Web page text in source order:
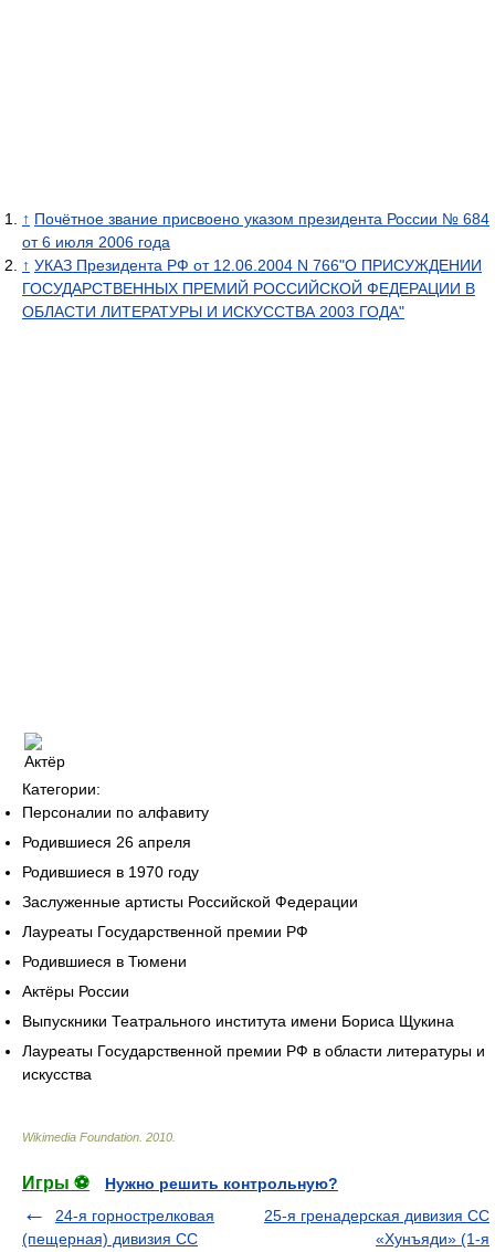
↑ Почётное звание присвоено указом президента России № 684
от 6 июля 2006 года
↑ УКАЗ Президента РФ от 12.06.2004 N 766"О ПРИСУЖДЕНИИ
ГОСУДАРСТВЕННЫХ ПРЕМИЙ РОССИЙСКОЙ ФЕДЕРАЦИИ В
ОБЛАСТИ ЛИТЕРАТУРЫ И ИСКУССТВА 2003 ГОДА"
Категории:
Персоналии по алфавиту
Родившиеся 26 апреля
Родившиеся в 1970 году
Заслуженные артисты Российской Федерации
Лауреаты Государственной премии РФ
Родившиеся в Тюмени
Актёры России
Выпускники Театрального института имени Бориса Щукина
Лауреаты Государственной премии РФ в области литературы и
искусства
Wikimedia Foundation 2010
Игры ⚽
Нужно решить контрольную?
24-я горнострелковая
(пещерная) дивизия СС
25-я гренадерская дивизия СС
«Хунъяди» (1-я